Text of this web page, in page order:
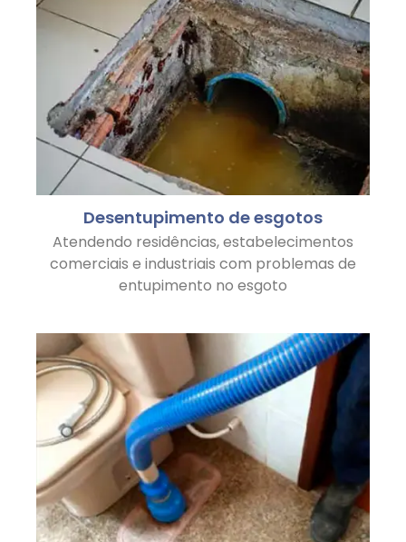
Desentupimento de esgotos
Atendendo residências, estabelecimentos
comerciais e industriais com problemas de
entupimento no esgoto